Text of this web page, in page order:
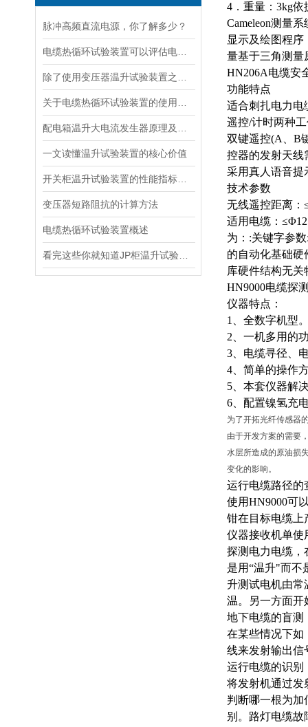
脉冲高频直流电源，你了解多少？
一文读懂温升试验装置的核心价值
变压器短路阻抗的计算方法
电缆热循环试验装置概述
4．重量：3kg
Cameleon测量
显示及绘图程
量基于三角测量
HN206A电缆安
功能特点
适合刺扎电力电
遥控/计时两种
双键遥控(A、B
控器的发射天线
采用真人语音提
技术参数
无线遥控距离：
适用电缆：
为：:关键字参
的自动化基础硬
库硬件结构无
HN9000电缆探
仪器特点：
1、全数字机型
2、一机多用的
3、电缆寻径、
4、简单的操作
5、本套仪器解
6、配置镍氢充
为了开拓光纤传感器
由于开发方案的需要
水层所造成的原油损
变化的影响。
运行电缆路径的
使用HN9000可
钳在目标电缆上
仪器接收机单使
探测电力电缆，
是用“温升"而不
升测试电机由
温。另一方面开
地下电缆的盲测
在某些情况下如
线来发射输出信
运行电缆的识别
将发射机通过发
判断哪一根为
别。路灯电缆故